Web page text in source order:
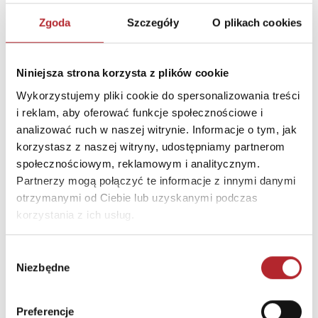
Zgoda Szczegóły O plikach cookies
Niniejsza strona korzysta z plików cookie
Wykorzystujemy pliki cookie do spersonalizowania treści
i reklam, aby oferować funkcje społecznościowe i
analizować ruch w naszej witrynie. Informacje o tym, jak
korzystasz z naszej witryny, udostępniamy partnerom
społecznościowym, reklamowym i analitycznym.
Partnerzy mogą połączyć te informacje z innymi danymi
otrzymanymi od Ciebie lub uzyskanymi podczas
korzystania z ich usług.
zgody
Niezbędne
Preferencje
NAJCZĘŚCIEJ KUPOWANE zobacz więcej